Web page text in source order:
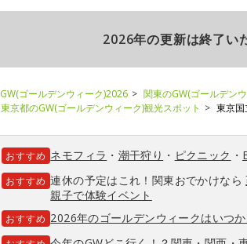
2026年の更新は終了い
GW(ゴールデンウィーク)2026 関東のGW(ゴールデン
東京都のGW(ゴールデンウィーク)観光スポット
東京
おすすめ ネモフィラ ・ 潮干狩り ・ ピクニック ・
おすすめ 連休の予定はこれ！関東おでかけなら
親子で体験イベント
おすすめ 2026年のゴールデンウィークはいつ